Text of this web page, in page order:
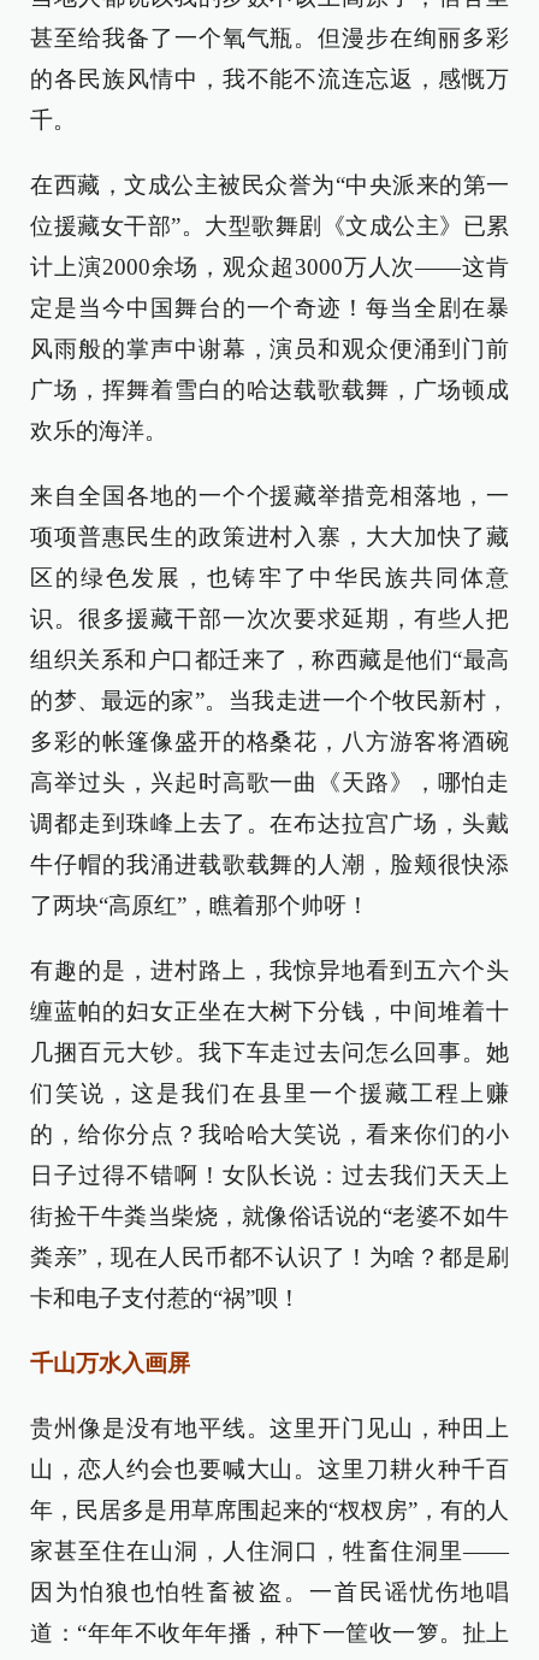
甚至给我备了一个氧气瓶。但漫步在绚丽多彩
的各民族风情中，我不能不流连忘返，感慨万
千。
在西藏，文成公主被民众誉为“中央派来的第一
位援藏女干部”。大型歌舞剧《文成公主》已累
计上演2000余场，观众超3000万人次——这肯
定是当今中国舞台的一个奇迹！每当全剧在暴
风雨般的掌声中谢幕，演员和观众便涌到门前
广场，挥舞着雪白的哈达载歌载舞，广场顿成
欢乐的海洋。
来自全国各地的一个个援藏举措竞相落地，一
项项普惠民生的政策进村入寨，大大加快了藏
区的绿色发展，也铸牢了中华民族共同体意
识。很多援藏干部一次次要求延期，有些人把
组织关系和户口都迁来了，称西藏是他们“最高
的梦、最远的家”。当我走进一个个牧民新村，
多彩的帐篷像盛开的格桑花，八方游客将酒碗
高举过头，兴起时高歌一曲《天路》，哪怕走
调都走到珠峰上去了。在布达拉宫广场，头戴
牛仔帽的我涌进载歌载舞的人潮，脸颊很快添
了两块“高原红”，瞧着那个帅呀！
有趣的是，进村路上，我惊异地看到五六个头
缠蓝帕的妇女正坐在大树下分钱，中间堆着十
几捆百元大钞。我下车走过去问怎么回事。她
们笑说，这是我们在县里一个援藏工程上赚
的，给你分点？我哈哈大笑说，看来你们的小
日子过得不错啊！女队长说：过去我们天天上
街捡干牛粪当柴烧，就像俗话说的“老婆不如牛
粪亲”，现在人民币都不认识了！为啥？都是刷
卡和电子支付惹的“祸”呗！
千山万水入画屏
贵州像是没有地平线。这里开门见山，种田上
山，恋人约会也要喊大山。这里刀耕火种千百
年，民居多是用草席围起来的“杈杈房”，有的人
家甚至住在山洞，人住洞口，牲畜住洞里——
因为怕狼也怕牲畜被盗。一首民谣忧伤地唱
道：“年年不收年年播，种下一筐收一箩。扯上